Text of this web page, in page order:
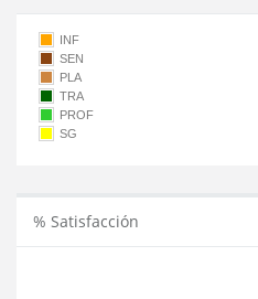
INF
SEN
PLA
TRA
PROF
SG
% Satisfacción